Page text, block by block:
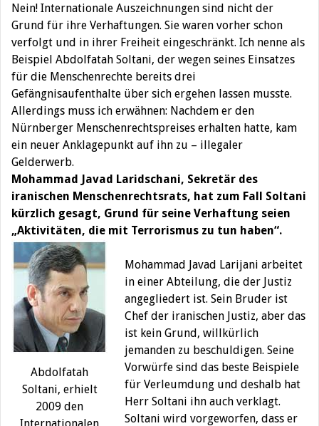
Nein! Internationale Auszeichnungen sind nicht der
Grund für ihre Verhaftungen. Sie waren vorher schon
verfolgt und in ihrer Freiheit eingeschränkt. Ich nenne als
Beispiel Abdolfatah Soltani, der wegen seines Einsatzes
für die Menschenrechte bereits drei
Gefängnisaufenthalte über sich ergehen lassen musste.
Allerdings muss ich erwähnen: Nachdem er den
Nürnberger Menschenrechtspreises erhalten hatte, kam
ein neuer Anklagepunkt auf ihn zu – illegaler
Gelderwerb.
Mohammad Javad Laridschani, Sekretär des
iranischen Menschenrechtsrats, hat zum Fall Soltani
kürzlich gesagt, Grund für seine Verhaftung seien
„Aktivitäten, die mit Terrorismus zu tun haben“.
Abdolfatah
Soltani, erhielt
2009 den
Mohammad Javad Larijani arbeitet
in einer Abteilung, die der Justiz
angegliedert ist. Sein Bruder ist
Chef der iranischen Justiz, aber das
ist kein Grund, willkürlich
jemanden zu beschuldigen. Seine
Vorwürfe sind das beste Beispiele
für Verleumdung und deshalb hat
Herr Soltani ihn auch verklagt.
Soltani wird vorgeworfen, dass er